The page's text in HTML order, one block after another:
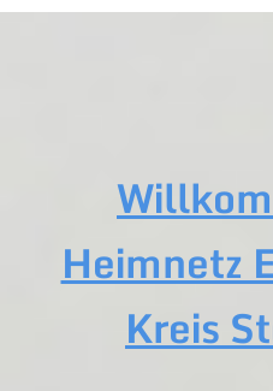
Heimnetz
Kreis